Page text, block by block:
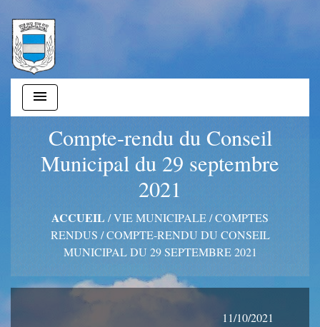
menu
Compte-rendu du Conseil
Municipal du 29 septembre
2021
ACCUEIL /VIE MUNICIPALE/COMPTES
RENDUS /COMPTE-RENDU DU CONSEIL
MUNICIPAL DU 29 SEPTEMBRE 2021
11/10/2021